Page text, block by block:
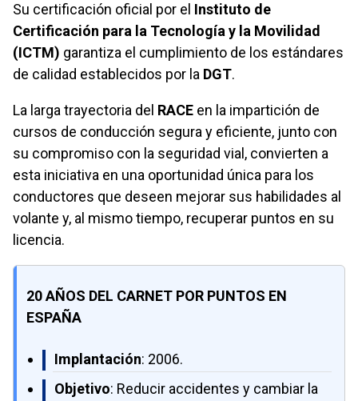
Su certificación oficial por el Instituto de
Certificación para la Tecnología y la Movilidad
(ICTM) garantiza el cumplimiento de los estándares
de calidad establecidos por la DGT.
La larga trayectoria del RACE en la impartición de
cursos de conducción segura y eficiente, junto con
su compromiso con la seguridad vial, convierten a
esta iniciativa en una oportunidad única para los
conductores que deseen mejorar sus habilidades al
volante y, al mismo tiempo, recuperar puntos en su
licencia.
20 AÑOS DEL CARNET POR PUNTOS EN
ESPAÑA
Implantación: 2006.
Objetivo: Reducir accidentes y cambiar la